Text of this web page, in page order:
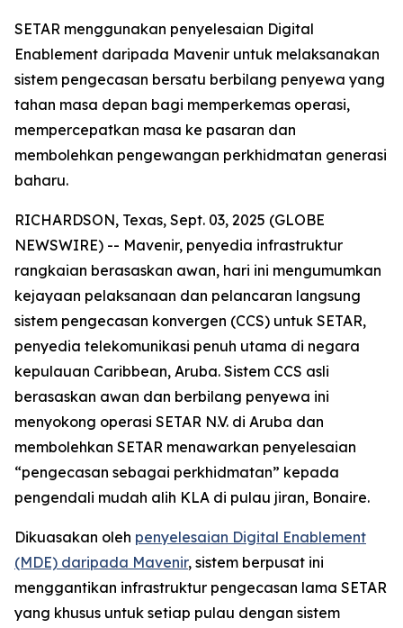
SETAR menggunakan penyelesaian Digital
Enablement daripada Mavenir untuk melaksanakan
sistem pengecasan bersatu berbilang penyewa yang
tahan masa depan bagi memperkemas operasi,
mempercepatkan masa ke pasaran dan
membolehkan pengewangan perkhidmatan generasi
baharu.
RICHARDSON, Texas, Sept. 03, 2025 (GLOBE
NEWSWIRE) -- Mavenir, penyedia infrastruktur
rangkaian berasaskan awan, hari ini mengumumkan
kejayaan pelaksanaan dan pelancaran langsung
sistem pengecasan konvergen (CCS) untuk SETAR,
penyedia telekomunikasi penuh utama di negara
kepulauan Caribbean, Aruba. Sistem CCS asli
berasaskan awan dan berbilang penyewa ini
menyokong operasi SETAR N.V. di Aruba dan
membolehkan SETAR menawarkan penyelesaian
“pengecasan sebagai perkhidmatan” kepada
pengendali mudah alih KLA di pulau jiran, Bonaire.
Dikuasakan oleh penyelesaian Digital Enablement
(MDE) daripada Mavenir, sistem berpusat ini
menggantikan infrastruktur pengecasan lama SETAR
yang khusus untuk setiap pulau dengan sistem